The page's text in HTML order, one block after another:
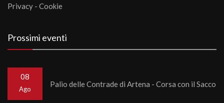
Privacy - Cookie
Prossimi eventi
08
Ago
Palio delle Contrade di Artena - Corsa con il Sacco